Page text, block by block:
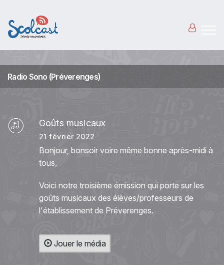
Radio Sono (Préverenges)
Goûts musicaux
21 février 2022
Bonjour, bonsoir voire même bonne après-midi à
tous,
Voici notre troisième émission qui porte sur les
goûts musicaux des élèves/professeurs de
l'établissement de Préverenges.
Jouer le média